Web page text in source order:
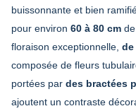
buissonnante et bien
pour environ 60 à 80 cm
floraison exceptionnelle, de
composée de fleurs
portées par des bractées
ajoutent un contraste